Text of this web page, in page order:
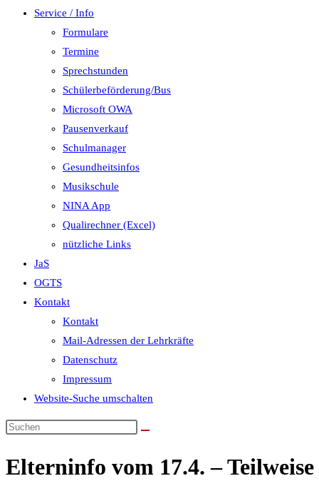
Service / Info
Formulare
Termine
Sprechstunden
Schülerbeförderung/Bus
Microsoft OWA
Pausenverkauf
Schulmanager
Gesundheitsinfos
Musikschule
NINA App
Qualirechner (Excel)
nützliche Links
JaS
OGTS
Kontakt
Kontakt
Mail-Adressen der Lehrkräfte
Datenschutz
Impressum
Website-Suche umschalten
Elterninfo vom 17.4. –